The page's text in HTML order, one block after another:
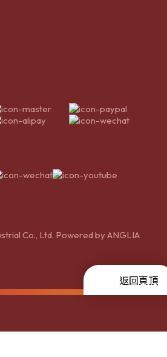
Co., Ltd. Powered byANGLIA
返回頁頂